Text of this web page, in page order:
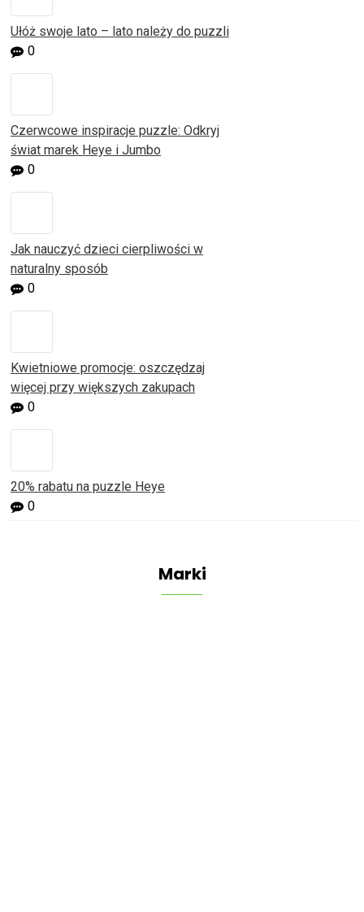
Ułóż swoje lato – lato należy do puzzli
0
Czerwcowe inspiracje puzzle: Odkryj
świat marek Heye i Jumbo
0
Jak nauczyć dzieci cierpliwości w
naturalny sposób
0
Kwietniowe promocje: oszczędzaj
więcej przy większych zakupach
0
20% rabatu na puzzle Heye
0
Marki